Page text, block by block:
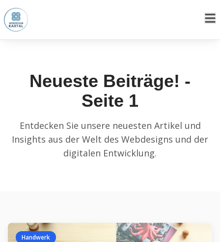
Neueste Beiträge! -
Seite 1
Entdecken Sie unsere neuesten Artikel und
Insights aus der Welt des Webdesigns und der
digitalen Entwicklung.
Handwerk